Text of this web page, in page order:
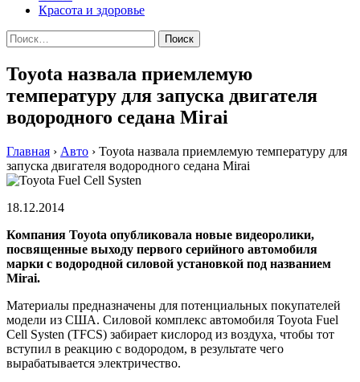
Красота и здоровье
Найти:
Toyota назвала приемлемую
температуру для запуска двигателя
водородного седана Mirai
Главная › Авто › Toyota назвала приемлемую температуру для
запуска двигателя водородного седана Mirai
18.12.2014
Компания Toyota опубликовала новые видеоролики,
посвященные выходу первого серийного автомобиля
марки с водородной силовой установкой под названием
Mirai.
Материалы предназначены для потенциальных покупателей
модели из США. Силовой комплекс автомобиля Toyota Fuel
Cell Systen (TFCS) забирает кислород из воздуха, чтобы тот
вступил в реакцию с водородом, в результате чего
вырабатывается электричество.